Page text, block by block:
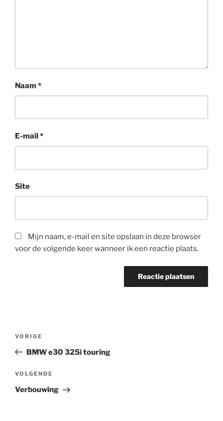
Naam*
E-mail*
Site
Mijn naam, e-mail en site opslaan in deze browser
voor de volgende keer wanneer ik een reactie plaats.
Vorig
bericht
VORIGE
BMW e30 325i touring
Volgend
bericht
VOLGENDE
Verbouwing